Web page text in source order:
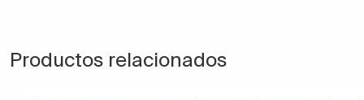
Productos relacionados